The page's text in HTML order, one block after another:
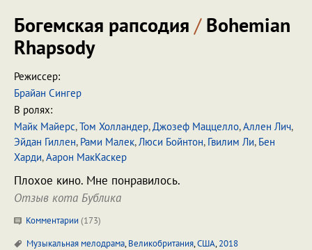
Богемская рапсодия /Bohemian
Rhapsody
Режиссер:
Брайан Сингер
В ролях:
Майк Майерс,Том Холландер,Джозеф Маццелло,Аллен Лич,
Эйдан Гиллен, Рами Малек,Люси Бойнтон, Гвилим Ли, Бен
Харди,Аарон МакКаскер
Плохое кино. Мне понравилось.
Отзыв кота Бублика
Комментарии (173)
Музыкальная мелодрама,Великобритания,США,2018